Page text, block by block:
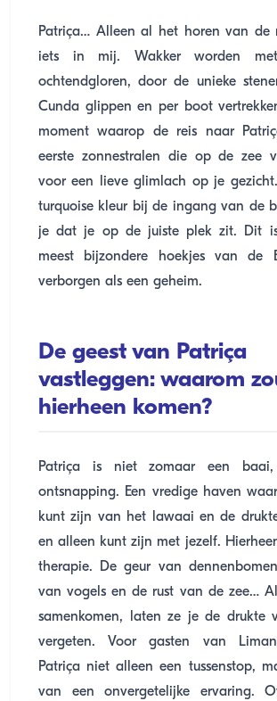
Patriça… Alleen al het horen van de
iets in mij. Wakker worden
ochtendgloren, door de unieke
Cunda glippen en per boot
moment waarop de reis naar
eerste zonnestralen die op de zee
voor een lieve glimlach op je
turquoise kleur bij de ingang van de
je dat je op de juiste plek zit. Dit
meest bijzondere hoekjes van de
verborgen als een geheim.
De geest van Patriça
vastleggen: waarom
hierheen komen?
Patriça is niet zomaar een
ontsnapping. Een vredige haven
kunt zijn van het lawaai en de
en alleen kunt zijn met jezelf.
therapie. De geur van
van vogels en de rust van de zee…
samenkomen, laten ze je de drukte
vergeten. Voor gasten van
Patriça niet alleen een tussenstop,
van een onvergetelijke ervaring.